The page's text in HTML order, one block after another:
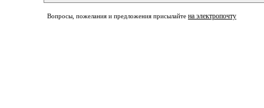
Вопросы, пожелания и предложения присылайте на электропочту